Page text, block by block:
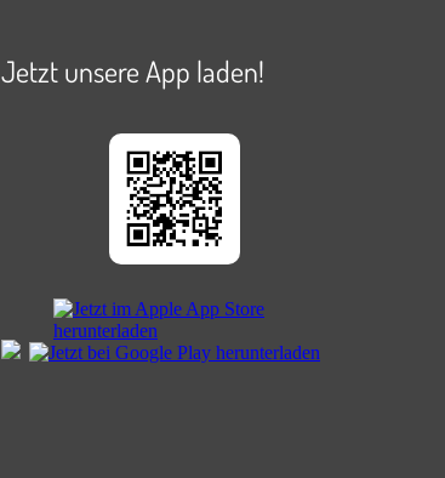
Jetzt unsere App laden!